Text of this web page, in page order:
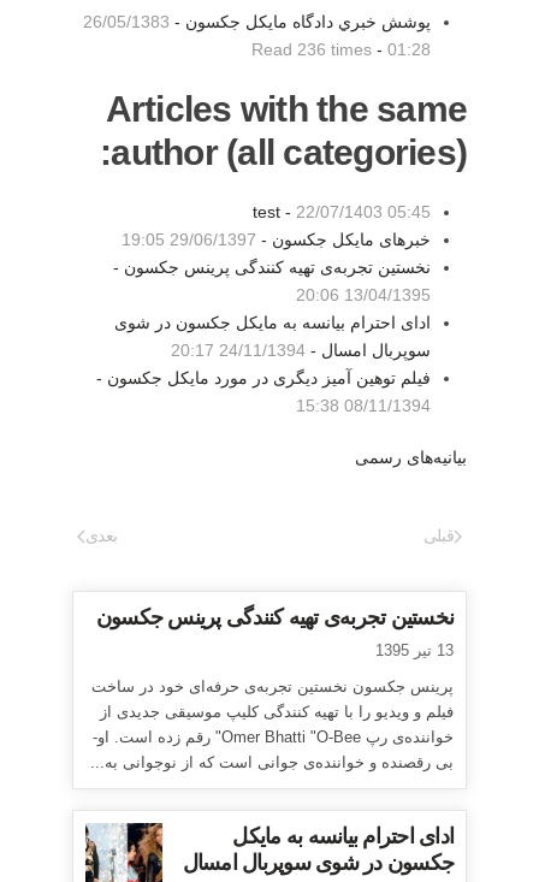
پوشش خبري دادگاه مايكل جكسون - 26/05/1383
01:28
-
Read 236 times
Articles with the same
author (all categories):
test - 22/07/1403 05:45
خبرهای مایکل جکسون - 29/06/1397 19:05
نخستین تجربه‌ی تهیه کنندگی پرینس جکسون -
13/04/1395 20:06
ادای احترام بیانسه به مایکل جکسون در شوی
سوپربال امسال - 24/11/1394 20:17
فیلم توهین آمیز دیگری در مورد مایکل جکسون -
08/11/1394 15:38
بیانیه‌های رسمی
قبلی بعدی
نخستین تجربه‌ی تهیه کنندگی پرینس جکسون
13 تیر 1395
پرینس جکسون نخستین تجربه‌ی حرفه‌ای خود در ساخت
فیلم و ویدیو را با تهیه کنندگی کلیپ موسیقی جدیدی از
خواننده‌ی رپ Omer Bhatti "O-Bee" رقم زده است. او-
بی رقصنده و خواننده‌ی جوانی است که از نوجوانی به...
ادای احترام بیانسه به مایکل
جکسون در شوی سوپربال امسال